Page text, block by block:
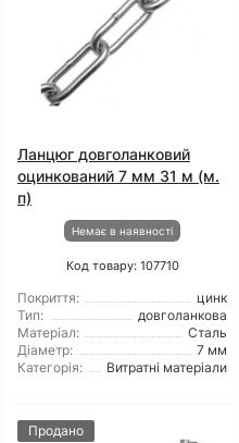
Ланцюг довголанковий
оцинкований 7 мм 31 м (м.
п)
Немає в наявності
Код товару: 107710
Покриття:
цинк
Тип:
довголанкова
Матеріал:
Сталь
Діаметр:
7 мм
Категорія:
Витратні матеріали
Продано